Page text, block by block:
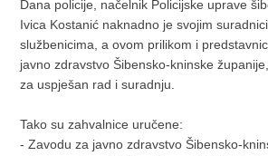
Dana policije, načelnik Policijske uprave
Ivica Kostanić naknadno je svojim
službenicima, a ovom prilikom i
javno zdravstvo Šibensko-kninske
za uspješan rad i suradnju.
Tako su zahvalnice uručene:
- Zavodu za javno zdravstvo Šibensko-